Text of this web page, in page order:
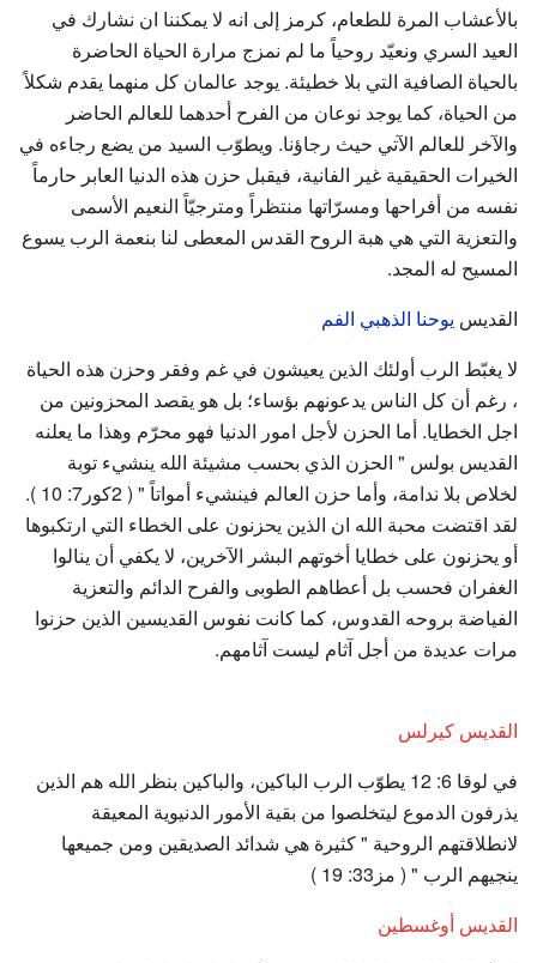
بالأعشاب المرة للطعام، كرمز إلى انه لا يمكننا ان نشارك في
العيد السري ونعيّد روحياً ما لم نمزج مرارة الحياة الحاضرة
بالحياة الصافية التي بلا خطيئة. يوجد عالمان كل منهما يقدم شكلاً
من الحياة، كما يوجد نوعان من الفرح أحدهما للعالم الحاضر
والآخر للعالم الآتي حيث رجاؤنا. ويطوّب السيد من يضع رجاءه في
الخيرات الحقيقية غير الفانية، فيقبل حزن هذه الدنيا العابر حارماً
نفسه من أفراحها ومسرّاتها منتظراً ومترجيّاً النعيم الأسمى
والتعزية التي هي هبة الروح القدس المعطى لنا بنعمة الرب يسوع
المسيح له المجد.
القديس يوحنا الذهبي الفم
لا يغبّط الرب أولئك الذين يعيشون في غم وفقر وحزن هذه الحياة
، رغم أن كل الناس يدعونهم بؤساء؛ بل هو يقصد المحزونين من
اجل الخطايا. أما الحزن لأجل امور الدنيا فهو محرّم وهذا ما يعلنه
القديس بولس " الحزن الذي بحسب مشيئة الله ينشيء توبة
لخلاص بلا ندامة، وأما حزن العالم فينشيء أمواتاً " ( 2كور7: 10 ).
لقد اقتضت محبة الله ان الذين يحزنون على الخطاء التي ارتكبوها
أو يحزنون على خطايا أخوتهم البشر الآخرين، لا يكفي أن ينالوا
الغفران فحسب بل أعطاهم الطوبى والفرح الدائم والتعزية
الفياضة بروحه القدوس، كما كانت نفوس القديسين الذين حزنوا
مرات عديدة من أجل آثام ليست آثامهم.
القديس كيرلس
في لوقا 6: 12 يطوّب الرب الباكين، والباكين بنظر الله هم الذين
يذرفون الدموع ليتخلصوا من بقية الأمور الدنيوية المعيقة
لانطلاقتهم الروحية " كثيرة هي شدائد الصديقين ومن جميعها
ينجيهم الرب " ( مز33: 19 )
القديس أوغسطين